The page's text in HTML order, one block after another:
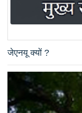
जेएनयू क्यों ?